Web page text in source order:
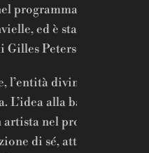
programma della radio
ed è stato
Peterson.
l’entità divina di cui ogni
alla base
nel proprio
di sé, attraverso le